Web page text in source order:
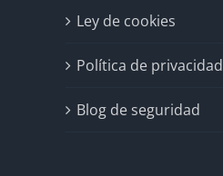
Ley de cookies
Política de privacidad
Blog de seguridad